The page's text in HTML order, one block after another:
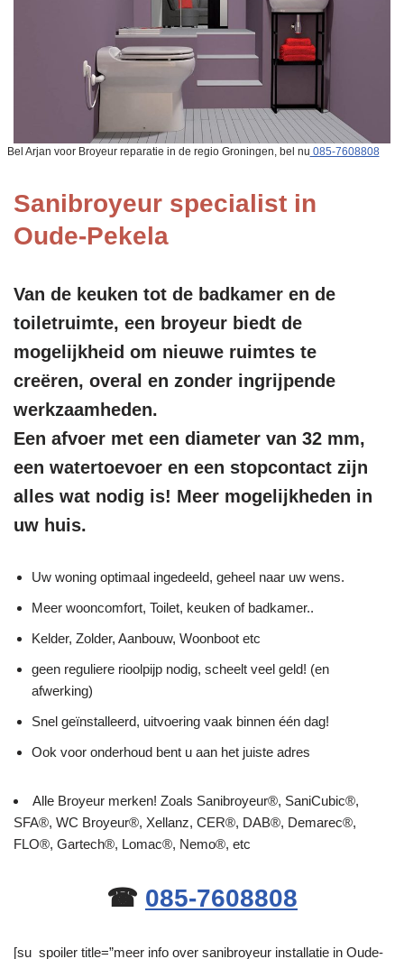
Bel Arjan voor Broyeur reparatie in de regio Groningen, bel nu 085-7608808
Sanibroyeur specialist in
Oude-Pekela
Van de keuken tot de badkamer en de
toiletruimte, een broyeur biedt de
mogelijkheid om nieuwe ruimtes te
creëren, overal en zonder ingrijpende
werkzaamheden.
Een afvoer met een diameter van 32 mm,
een watertoevoer en een stopcontact zijn
alles wat nodig is! Meer mogelijkheden in
uw huis.
Uw woning optimaal ingedeeld, geheel naar uw wens.
Meer wooncomfort, Toilet, keuken of badkamer..
Kelder, Zolder, Aanbouw, Woonboot etc
geen reguliere rioolpijp nodig, scheelt veel geld! (en
afwerking)
Snel geïnstalleerd, uitvoering vaak binnen één dag!
Ook voor onderhoud bent u aan het juiste adres
Alle Broyeur merken! Zoals Sanibroyeur®, SaniCubic®,
SFA®, WC Broyeur®, Xellanz, CER®, DAB®, Demarec®,
FLO®, Gartech®, Lomac®, Nemo®, etc
☎ 085-7608808
[su_spoiler title=”meer info over sanibroyeur installatie in Oude-